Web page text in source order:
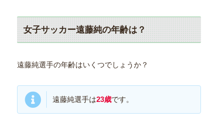
女子サッカー遠藤純の年齢は？
遠藤純選手の年齢はいくつでしょうか？
遠藤純選手は23歳です。